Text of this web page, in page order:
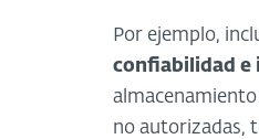
Por ejemplo,
confiabilidad e
no autorizadas,